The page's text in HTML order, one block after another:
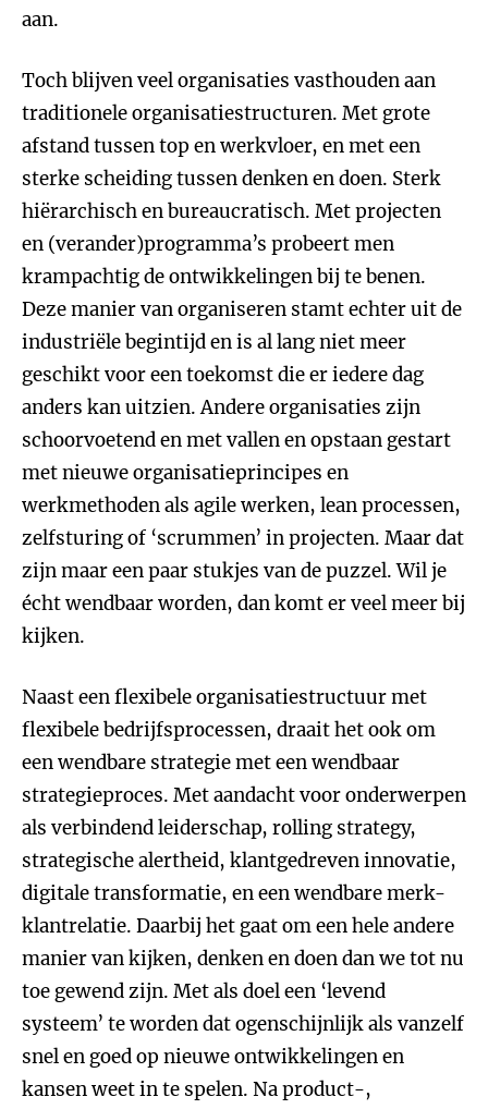
aan.
Toch blijven veel organisaties vasthouden aan
traditionele organisatiestructuren. Met grote
afstand tussen top en werkvloer, en met een
sterke scheiding tussen denken en doen. Sterk
hiërarchisch en bureaucratisch. Met projecten
en (verander)programma’s probeert men
krampachtig de ontwikkelingen bij te benen.
Deze manier van organiseren stamt echter uit de
industriële begintijd en is al lang niet meer
geschikt voor een toekomst die er iedere dag
anders kan uitzien. Andere organisaties zijn
schoorvoetend en met vallen en opstaan gestart
met nieuwe organisatieprincipes en
werkmethoden als agile werken, lean processen,
zelfsturing of ‘scrummen’ in projecten. Maar dat
zijn maar een paar stukjes van de puzzel. Wil je
écht wendbaar worden, dan komt er veel meer bij
kijken.
Naast een flexibele organisatiestructuur met
flexibele bedrijfsprocessen, draait het ook om
een wendbare strategie met een wendbaar
strategieproces. Met aandacht voor onderwerpen
als verbindend leiderschap, rolling strategy,
strategische alertheid, klantgedreven innovatie,
digitale transformatie, en een wendbare merk-
klantrelatie. Daarbij het gaat om een hele andere
manier van kijken, denken en doen dan we tot nu
toe gewend zijn. Met als doel een ‘levend
systeem’ te worden dat ogenschijnlijk als vanzelf
snel en goed op nieuwe ontwikkelingen en
kansen weet in te spelen. Na product-,